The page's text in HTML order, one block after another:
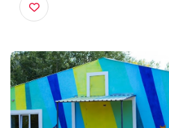
Житомирська область, 10000